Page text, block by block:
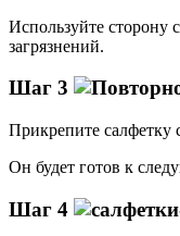
Используйте сторону
загрязнений.
Шаг 3
Прикрепите салфетку
Он будет готов к
Шаг 4